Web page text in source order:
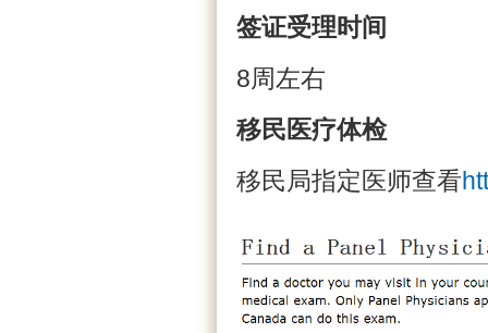
签证受理时间
8周左右
移民医疗体检
移民局指定医师查看